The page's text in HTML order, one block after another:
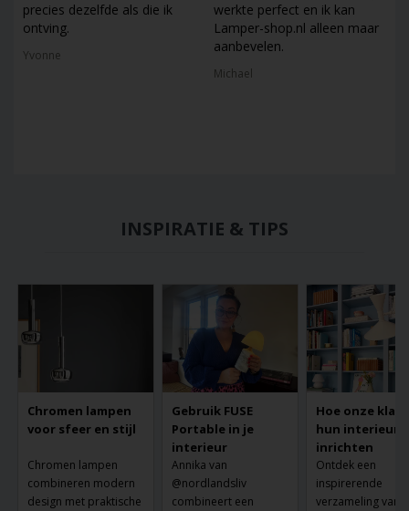
precies dezelfde als die ik
ontving.
Yvonne
werkte perfect en ik kan
Lamper-shop.nl alleen maar
aanbevelen.
Michael
INSPIRATIE & TIPS
Chromen lampen
voor sfeer en stijl
Chromen lampen
combineren modern
design met praktische
Gebruik FUSE
Portable in je
interieur
Annika van
@nordlandsliv
combineert een
Hoe onze
hun interieur
inrichten
Ontdek een
inspirerende
verzameling van